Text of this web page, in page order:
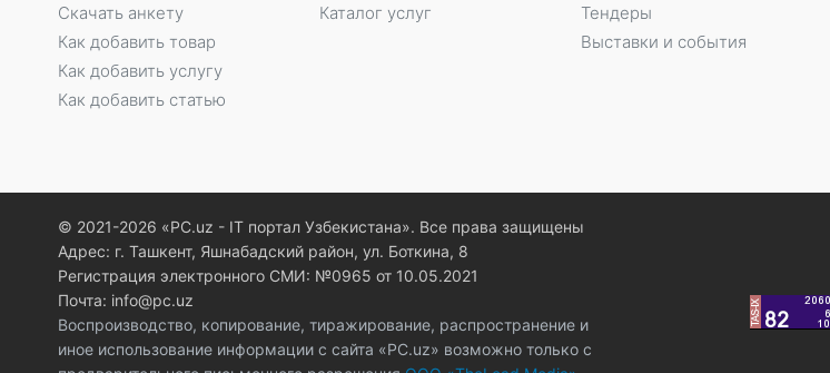
Скачать анкету
Как добавить товар
Как добавить услугу
Как добавить статью
Каталог услуг
Тендеры
Выставки и события
© 2021-2026 «PC.uz - IT портал Узбекистана». Все права защищены
Адрес: г. Ташкент, Яшнабадский район, ул. Боткина, 8
Регистрация электронного СМИ: №0965 от 10.05.2021
Почта: info@pc.uz
Воспроизводство, копирование, тиражирование, распространение и
иное использование информации с сайта «PC.uz» возможно только с